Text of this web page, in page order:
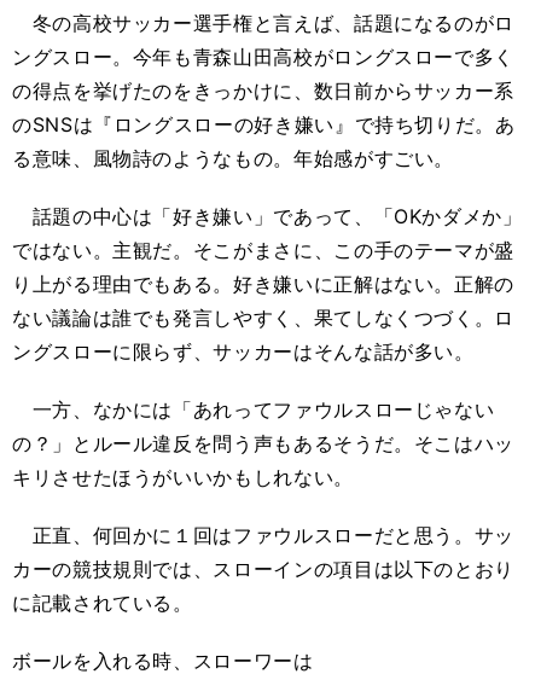
冬の高校サッカー選手権と言えば、話題になるのがロ
ングスロー。今年も青森山田高校がロングスローで多く
の得点を挙げたのをきっかけに、数日前からサッカー系
のSNSは『ロングスローの好き嫌い』で持ち切りだ。あ
る意味、風物詩のようなもの。年始感がすごい。
話題の中心は「好き嫌い」であって、「OKかダメか」
ではない。主観だ。そこがまさに、この手のテーマが盛
り上がる理由でもある。好き嫌いに正解はない。正解の
ない議論は誰でも発言しやすく、果てしなくつづく。ロ
ングスローに限らず、サッカーはそんな話が多い。
一方、なかには「あれってファウルスローじゃない
の？」とルール違反を問う声もあるそうだ。そこはハッ
キリさせたほうがいいかもしれない。
正直、何回かに１回はファウルスローだと思う。サッ
カーの競技規則では、スローインの項目は以下のとおり
に記載されている。
ボールを入れる時、スローワーは